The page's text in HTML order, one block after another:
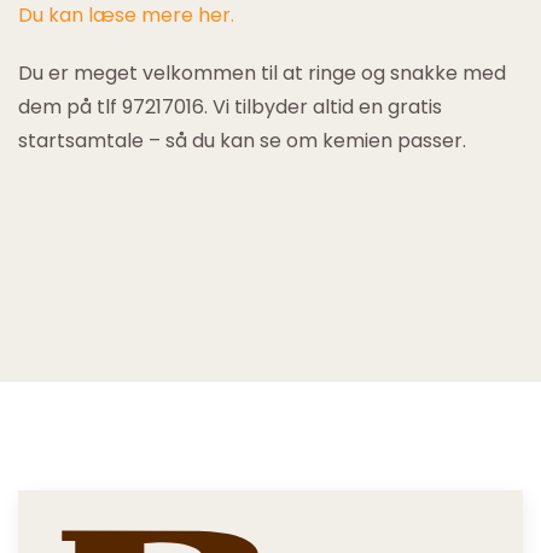
Du kan læse mere her.
Du er meget velkommen til at ringe og snakke med
dem på tlf 97217016. Vi tilbyder altid en gratis
startsamtale – så du kan se om kemien passer.